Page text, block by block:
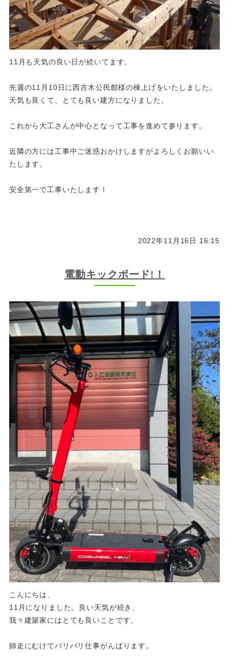
11月も天気の良い日が続いてます。
先週の11月10日に西吉木公民館様の棟上げをいたしました。
天気も良くて、とても良い建方になりました。
これから大工さんが中心となって工事を進めて参ります。
近隣の方には工事中ご迷惑おかけしますがよろしくお願いい
たします。
安全第一で工事いたします！
2022年11月16日 16:15
電動キックボード!！
こんにちは、
11月になりました。良い天気が続き、
我々建築家にはとても良いことです。
師走にむけてバリバリ仕事がんばります。